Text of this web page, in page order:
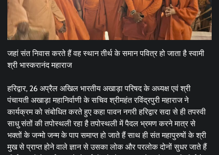
जहां संत निवास करते हैं वह स्थान तीर्थ के समान पवित्र हो जाता है स्वामी
श्री भास्करानंद महाराज
हरिद्वार, 26 अप्रैल अखिल भारतीय अखाड़ा परिषद के अध्यक्ष एवं श्री
पंचायती अखाड़ा महानिर्वाणी के सचिव श्रीमहंत रविंद्रपुरी महाराज ने
कार्यक्रम को संबोधित करते हुए कहा पावन नगरी हरिद्वार सदा से ही तपस्वी
साधु संतों की तपोस्थली रहा है तपोस्थली में पैदल भ्रमण करने मात्र से
भक्तों के जन्मो जन्म के पाप समाप्त हो जाते हैं साथ ही संत महापुरुषों के श्री
मुख से प्राप्त होने वाले ज्ञान से उसका लोक और परलोक दोनों सुधर जाते हैं